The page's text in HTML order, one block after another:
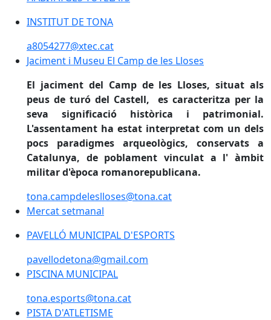
INSTITUT DE TONA
INSTITUT DE TONA
a8054277@xtec.cat
Jaciment i Museu El Camp de les Lloses
Jaciment i Museu El Camp de les Lloses
El jaciment del Camp de les Lloses, situat als
peus de turó del Castell, es caracteritza per la
seva significació històrica i patrimonial.
L'assentament ha estat interpretat com un dels
pocs paradigmes arqueològics, conservats a
Catalunya, de poblament vinculat a l' àmbit
militar d'època romanorepublicana.
tona.campdeleslloses@tona.cat
Mercat setmanal
Mercat setmanal
PAVELLÓ MUNICIPAL D'ESPORTS
PAVELLÓ MUNICIPAL D'ESPORTS
pavellodetona@gmail.com
PISCINA MUNICIPAL
PISCINA MUNICIPAL
tona.esports@tona.cat
PISTA D'ATLETISME
PISTA D'ATLETISME